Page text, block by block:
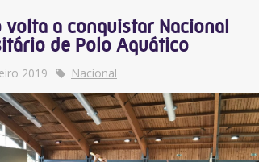
volta a conquistar Nacional
de Polo Aquático
2019 Nacional